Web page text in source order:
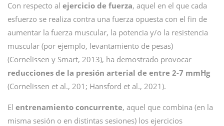
Con respecto al ejercicio de fuerza, aquel en el que cada
esfuerzo se realiza contra una fuerza opuesta con el fin de
aumentar la fuerza muscular, la potencia y/o la resistencia
muscular (por ejemplo, levantamiento de pesas)
(Cornelissen y Smart, 2013), ha demostrado provocar
reducciones de la presión arterial de entre 2-7 mmHg
(Cornelissen et al., 201; Hansford et al., 2021).
El entrenamiento concurrente, aquel que combina (en la
misma sesión o en distintas sesiones) los ejercicios